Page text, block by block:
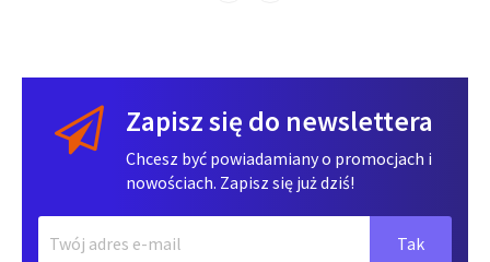
Zapisz się do newslettera
Chcesz być powiadamiany o promocjach i
nowościach. Zapisz się już dziś!